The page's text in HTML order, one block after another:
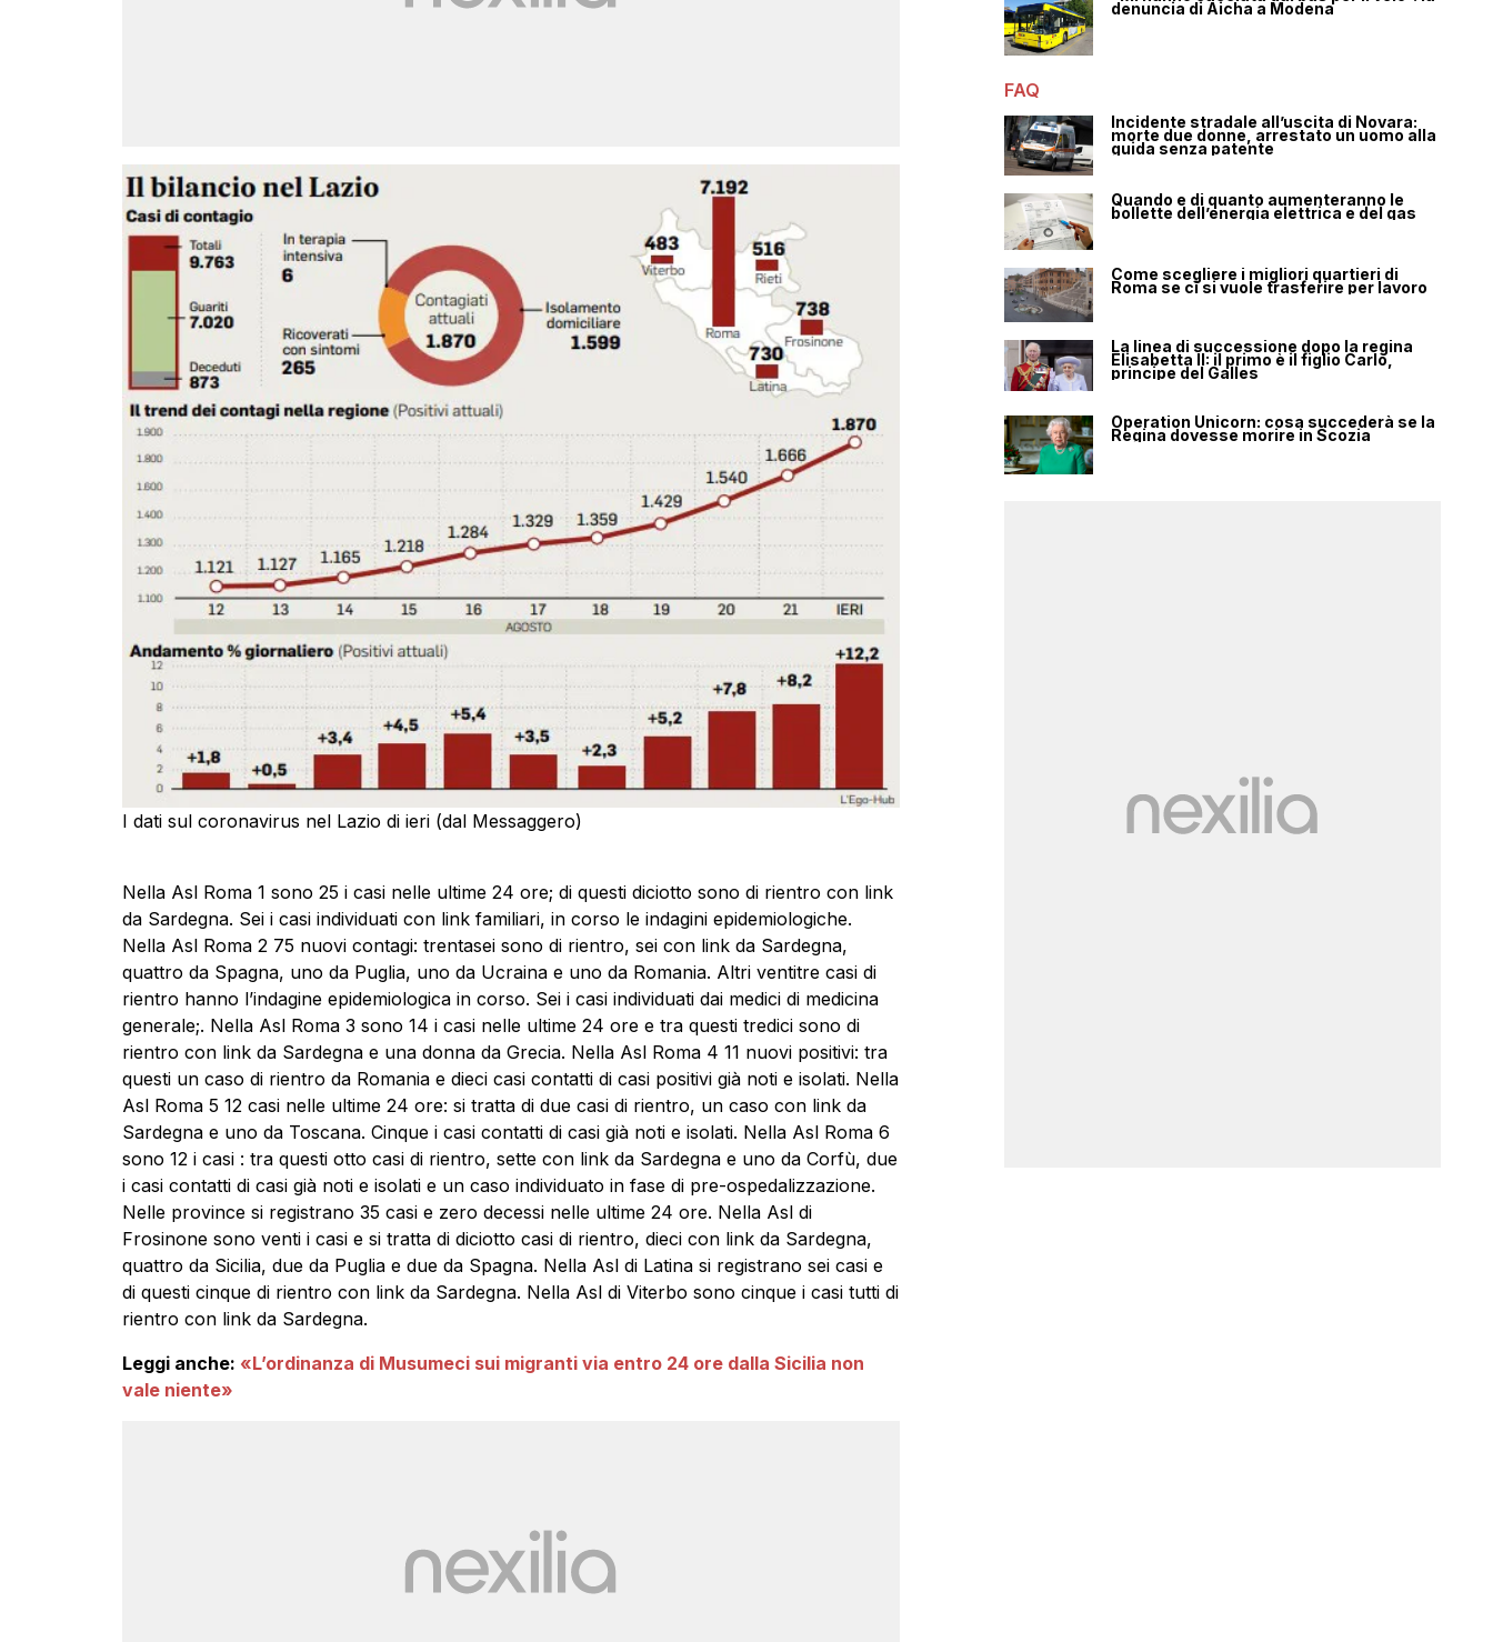
I dati sul coronavirus nel Lazio di ieri (dal Messaggero)
Nella Asl Roma 1 sono 25 i casi nelle ultime 24 ore; di questi diciotto sono di rientro con link
da Sardegna. Sei i casi individuati con link familiari, in corso le indagini epidemiologiche.
Nella Asl Roma 2 75 nuovi contagi: trentasei sono di rientro, sei con link da Sardegna,
quattro da Spagna, uno da Puglia, uno da Ucraina e uno da Romania. Altri ventitre casi di
rientro hanno l’indagine epidemiologica in corso. Sei i casi individuati dai medici di medicina
generale;. Nella Asl Roma 3 sono 14 i casi nelle ultime 24 ore e tra questi tredici sono di
rientro con link da Sardegna e una donna da Grecia. Nella Asl Roma 4 11 nuovi positivi: tra
questi un caso di rientro da Romania e dieci casi contatti di casi positivi già noti e isolati. Nella
Asl Roma 5 12 casi nelle ultime 24 ore: si tratta di due casi di rientro, un caso con link da
Sardegna e uno da Toscana. Cinque i casi contatti di casi già noti e isolati. Nella Asl Roma 6
sono 12 i casi : tra questi otto casi di rientro, sette con link da Sardegna e uno da Corfù, due
i casi contatti di casi già noti e isolati e un caso individuato in fase di pre-ospedalizzazione.
Nelle province si registrano 35 casi e zero decessi nelle ultime 24 ore. Nella Asl di
Frosinone sono venti i casi e si tratta di diciotto casi di rientro, dieci con link da Sardegna,
quattro da Sicilia, due da Puglia e due da Spagna. Nella Asl di Latina si registrano sei casi e
di questi cinque di rientro con link da Sardegna. Nella Asl di Viterbo sono cinque i casi tutti di
rientro con link da Sardegna.
Leggi anche: «L’ordinanza di Musumeci sui migranti via entro 24 ore dalla Sicilia non
vale niente»
denuncia di Aicha a Modena
FAQ
Incidente stradale all’uscita di Novara:
morte due donne, arrestato un uomo alla
guida senza patente
Quando e di quanto aumenteranno le
bollette dell’energia elettrica e del gas
Come scegliere i migliori quartieri di
Roma se ci si vuole trasferire per lavoro
La linea di successione dopo la regina
Elisabetta II: il primo è il figlio Carlo,
principe del Galles
Operation Unicorn: cosa succederà se la
Regina dovesse morire in Scozia